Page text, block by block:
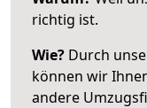
richtig ist.
Wie? Durch
können wir
andere